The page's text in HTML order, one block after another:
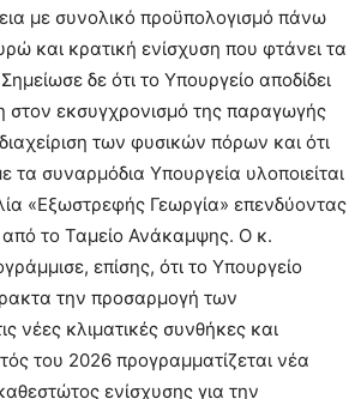
με συνολικό προϋπολογισμό πάνω
και κρατική ενίσχυση που φτάνει τα
δε ότι το Υπουργείο αποδίδει
εκσυγχρονισμό της παραγωγής
των φυσικών πόρων και ότι
τα συναρμόδια Υπουργεία υλοποιείται
«Εξωστρεφής Γεωργία» επενδύοντας
το Ταμείο Ανάκαμψης. Ο κ.
επίσης, ότι το Υπουργείο
την προσαρμογή των
νέες κλιματικές συνθήκες και
του 2026 προγραμματίζεται νέα
ενίσχυσης για την